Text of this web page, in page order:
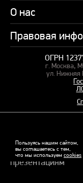
Пользуясь нашим сайтом,
вы соглашаетесь с тем,
что мы используем cookies
Пакетные
Профессии
Подарочные
Корпоративное
Курсы для
Пакетные
Учебник по
Банк слайдов
Вебинары
Студия дизайна
Заказать
О нас
Об академии
СМИ о нас
Правовая
Карта сайта
Оферта и
Политика
Файлы Cookie
ОГРН
г. Москва,
ул. Нижняя
© 2015–2026
Обучающие курсы
презентациям